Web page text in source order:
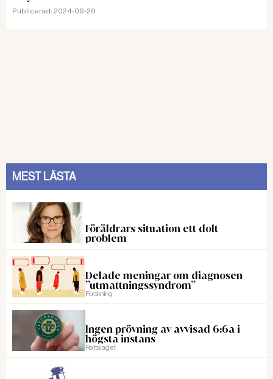
Publicerad: 2024-09-20
MEST LÄSTA
Föräldrars situation ett dolt
problem
Delade meningar om diagnosen
”utmattningssyndrom”
Forskning
Ingen prövning av avvisad 6:6a i
högsta instans
Rattslaget